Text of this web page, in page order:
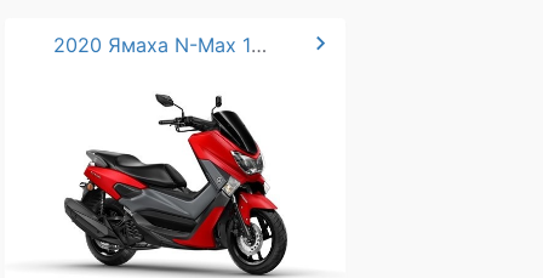
2020 Ямаха N-Max 125 /155cc chevron_right